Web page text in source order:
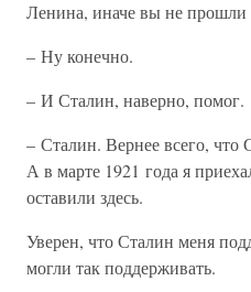
Ленина, иначе вы не
– Ну конечно.
– И Сталин, наверно, помог.
– Сталин. Вернее всего,
А в марте 1921 года я
оставили здесь.
Уверен, что Сталин меня
могли так поддерживать.